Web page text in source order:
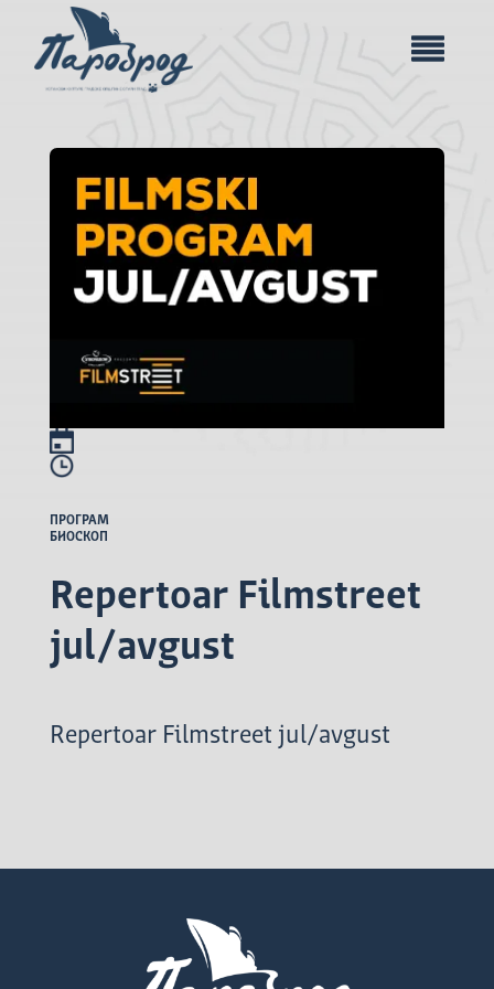
ПРОГРАМ
БИОСКОП
Repertoar Filmstreet
jul/avgust
Repertoar Filmstreet jul/avgust